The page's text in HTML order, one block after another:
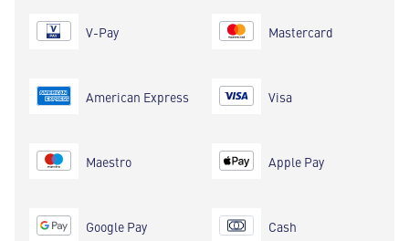
V-Pay
American Express
Maestro
Google Pay
Mastercard
Visa
Apple Pay
Cash